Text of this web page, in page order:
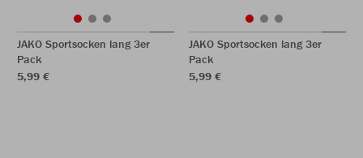
JAKO Sportsocken lang 3er
Pack
5,99 €
JAKO Sportsocken lang 3er
Pack
5,99 €